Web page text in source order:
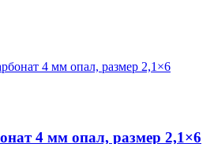
4 мм опал, размер 2,1×6